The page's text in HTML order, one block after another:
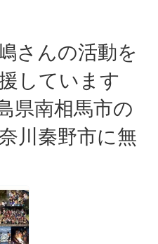
さんの活動を
しています
県南相馬市の
川秦野市に無